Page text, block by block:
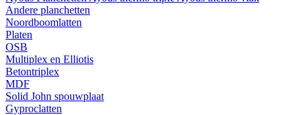
Andere planchetten
Noordboomlatten
Platen
OSB
Multiplex en Elliotis
Betontriplex
MDF
Solid John spouwplaat
Gyproclatten